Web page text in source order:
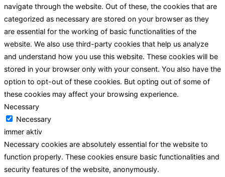
navigate through the website. Out of these, the cookies that are
categorized as necessary are stored on your browser as they
are essential for the working of basic functionalities of the
website. We also use third-party cookies that help us analyze
and understand how you use this website. These cookies will be
stored in your browser only with your consent. You also have the
option to opt-out of these cookies. But opting out of some of
these cookies may affect your browsing experience.
Necessary
Necessary
immer aktiv
Necessary cookies are absolutely essential for the website to
function properly. These cookies ensure basic functionalities and
security features of the website, anonymously.